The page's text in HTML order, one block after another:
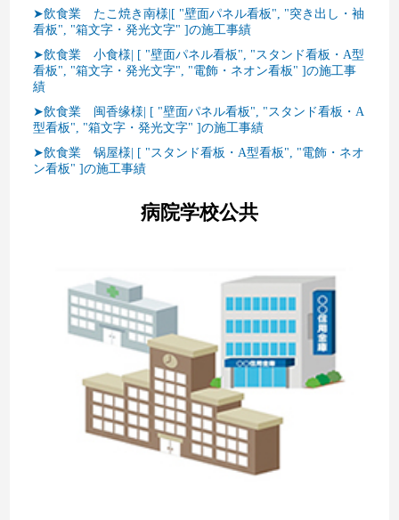
➤飲食業 たこ焼き南様|[ "壁面パネル看板", "突き出し・袖
看板", "箱文字・発光文字" ]の施工事績
➤飲食業 小食様| [ "壁面パネル看板", "スタンド看板・A型
看板", "箱文字・発光文字", "電飾・ネオン看板" ]の施工事
績
➤飲食業 闽香缘様| [ "壁面パネル看板", "スタンド看板・A
型看板", "箱文字・発光文字" ]の施工事績
➤飲食業 锅屋様| [ "スタンド看板・A型看板", "電飾・ネオ
ン看板" ]の施工事績
病院学校公共